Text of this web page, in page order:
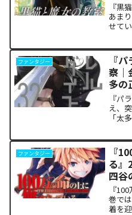
『黒
あま
せて
ドの
った
ファンタジー
『
察｜
多の
『パ
え、
「太
あま
にな
ファンタジー
『
る』
四谷
『
巻で
着を